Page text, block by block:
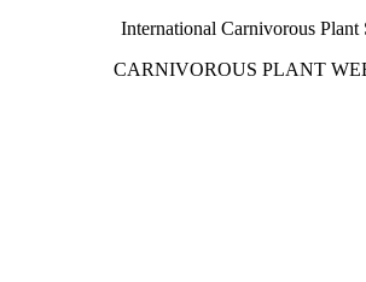
International Carnivorous Plant
CARNIVOROUS PLANT